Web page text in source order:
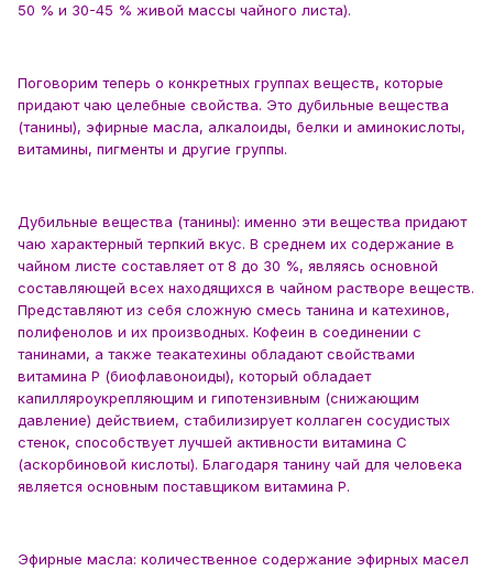
50 % и 30-45 % живой массы чайного листа).
Поговорим теперь о конкретных группах веществ, которые
придают чаю целебные свойства. Это дубильные вещества
(танины), эфирные масла, алкалоиды, белки и аминокислоты,
витамины, пигменты и другие группы.
Дубильные вещества (танины): именно эти вещества придают
чаю характерный терпкий вкус. В среднем их содержание в
чайном листе составляет от 8 до 30 %, являясь основной
составляющей всех находящихся в чайном растворе веществ.
Представляют из себя сложную смесь танина и катехинов,
полифенолов и их производных. Кофеин в соединении с
танинами, а также теакатехины обладают свойствами
витамина P (биофлавоноиды), который обладает
капилляроукрепляющим и гипотензивным (снижающим
давление) действием, стабилизирует коллаген сосудистых
стенок, способствует лучшей активности витамина С
(аскорбиновой кислоты). Благодаря танину чай для человека
является основным поставщиком витамина P.
Эфирные масла: количественное содержание эфирных масел